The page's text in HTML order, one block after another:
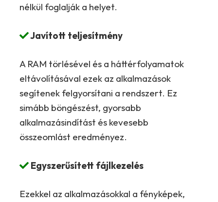
nélkül foglalják a helyet.
Javított teljesítmény
A RAM törlésével és a háttérfolyamatok
eltávolításával ezek az alkalmazások
segítenek felgyorsítani a rendszert. Ez
simább böngészést, gyorsabb
alkalmazásindítást és kevesebb
összeomlást eredményez.
Egyszerűsített fájlkezelés
Ezekkel az alkalmazásokkal a fényképek,